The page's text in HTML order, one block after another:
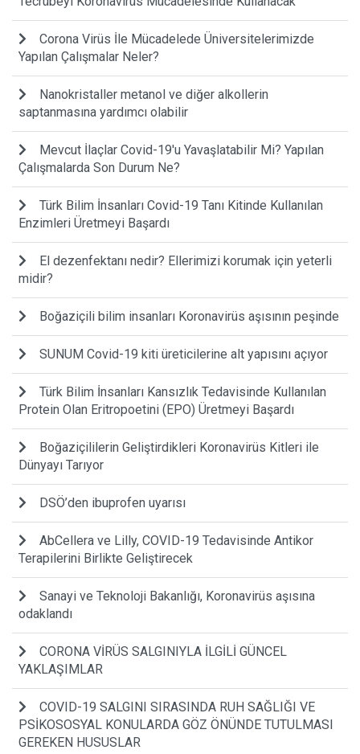
Corona Virüs İle Mücadelede Üniversitelerimizde
Yapılan Çalışmalar Neler?
Nanokristaller metanol ve diğer alkollerin
saptanmasına yardımcı olabilir
Mevcut İlaçlar Covid-19'u Yavaşlatabilir Mi? Yapılan
Çalışmalarda Son Durum Ne?
Türk Bilim İnsanları Covid-19 Tanı Kitinde Kullanılan
Enzimleri Üretmeyi Başardı
El dezenfektanı nedir? Ellerimizi korumak için yeterli
midir?
Boğaziçili bilim insanları Koronavirüs aşısının peşinde
SUNUM Covid-19 kiti üreticilerine alt yapısını açıyor
Türk Bilim İnsanları Kansızlık Tedavisinde Kullanılan
Protein Olan Eritropoetini (EPO) Üretmeyi Başardı
Boğaziçililerin Geliştirdikleri Koronavirüs Kitleri ile
Dünyayı Tarıyor
DSÖ’den ibuprofen uyarısı
AbCellera ve Lilly, COVID-19 Tedavisinde Antikor
Terapilerini Birlikte Geliştirecek
Sanayi ve Teknoloji Bakanlığı, Koronavirüs aşısına
odaklandı
CORONA VİRÜS SALGINIYLA İLGİLİ GÜNCEL
YAKLAŞIMLAR
COVID-19 SALGINI SIRASINDA RUH SAĞLIĞI VE
PSİKOSOSYAL KONULARDA GÖZ ÖNÜNDE TUTULMASI
GEREKEN HUSUSLAR